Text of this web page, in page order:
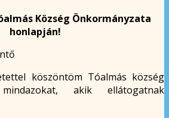
Község Önkormányzata
honlapján!
köszöntöm Tóalmás község
akik ellátogatnak